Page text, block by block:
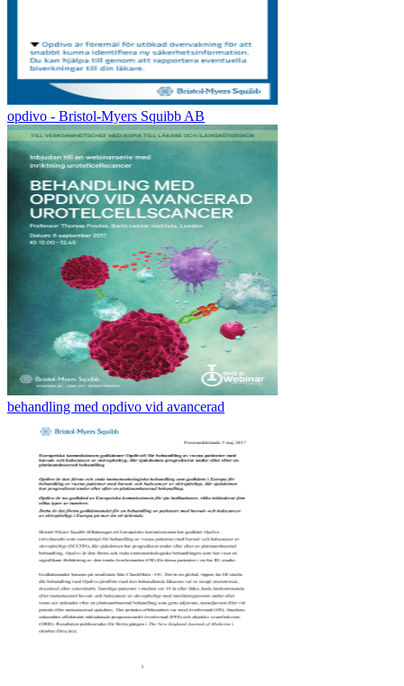
opdivo - Bristol-Myers Squibb AB
behandling med opdivo vid avancerad